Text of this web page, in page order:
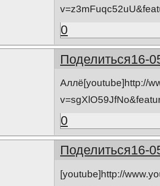
0
Поделиться16-
Аллё[youtube]http://
0
Поделиться16-
[youtube]http://